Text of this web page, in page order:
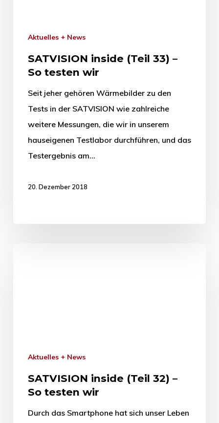
Aktuelles + News
SATVISION inside (Teil 33) –
So testen wir
Seit jeher gehören Wärmebilder zu den
Tests in der SATVISION wie zahlreiche
weitere Messungen, die wir in unserem
hauseigenen Testlabor durchführen, und das
Testergebnis am…
20. Dezember 2018
Aktuelles + News
SATVISION inside (Teil 32) –
So testen wir
Durch das Smartphone hat sich unser Leben